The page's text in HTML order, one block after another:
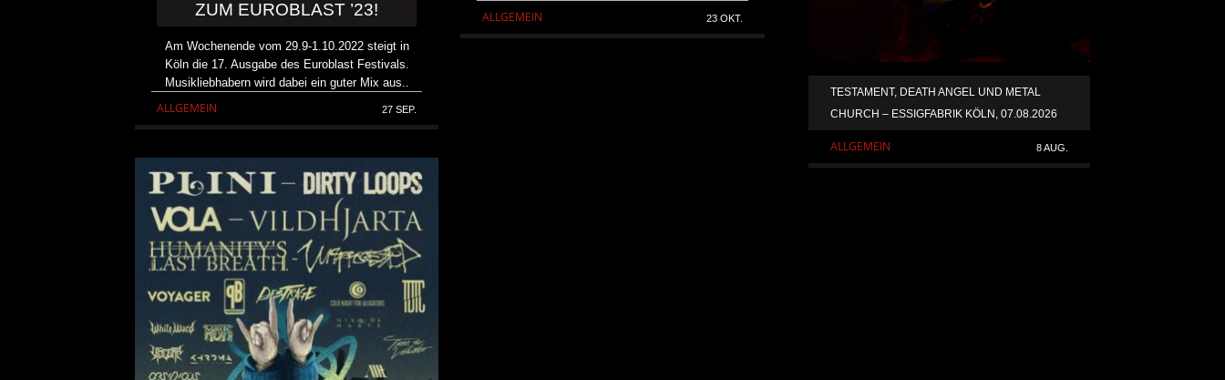
ZUM EUROBLAST ’23!
Am Wochenende vom 29.9-1.10.2022 steigt in
Köln die 17. Ausgabe des Euroblast Festivals.
Musikliebhabern wird dabei ein guter Mix aus..
ALLGEMEIN 27 SEP.
ALLGEMEIN 23 OKT.
TESTAMENT, DEATH ANGEL UND METAL
CHURCH – ESSIGFABRIK KÖLN, 07.08.2026
ALLGEMEIN 8 AUG.
REVIEW: SOKO LINX – „PUNK FÜR LEUTE,